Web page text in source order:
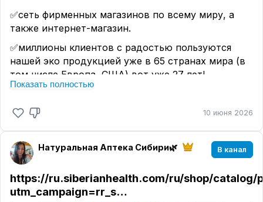
✅сеть фирменных магазинов по всему миру, а
также интернет-магазин.
✅миллионы клиентов с радостью пользуются
нашей эко продукцией уже в 65 странах мира (в
том числе Европа, США) вот уже 27 лет!
⠀
⠀
✅Натуральные составы, инновационные
компоненты
⠀
✅В основе косметики эндемичные растения
Сибири
⠀
Показать полностью
10 июня 2026
Натуральная Аптека Сибири🌿 В канал
https://ru.siberianhealth.com/ru/shop/catalog/
utm_campaign=rr_s…